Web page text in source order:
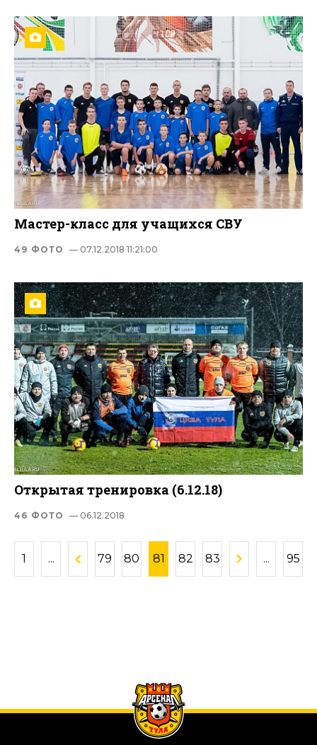
Мастер-класс для учащихся СВУ
49 ФОТО — 07.12.2018 11:21:00
Открытая тренировка (6.12.18)
46 ФОТО — 06.12.2018
1 ... 79 80 81 82 83 ... 95